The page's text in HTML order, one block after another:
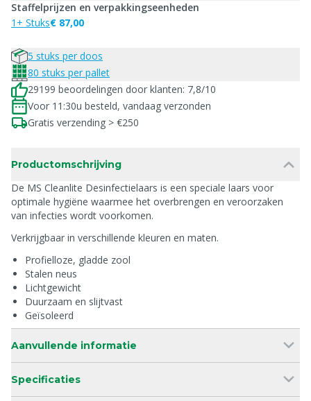
Staffelprijzen en verpakkingseenheden
1+ Stuks€ 87,00
5 stuks per doos
80 stuks per pallet
29199 beoordelingen door klanten: 7,8/10
Voor 11:30u besteld, vandaag verzonden
Gratis verzending > €250
Productomschrijving
De MS Cleanlite Desinfectielaars is een speciale laars voor
optimale hygiëne waarmee het overbrengen en veroorzaken
van infecties wordt voorkomen.
Verkrijgbaar in verschillende kleuren en maten.
Profielloze, gladde zool
Stalen neus
Lichtgewicht
Duurzaam en slijtvast
Geïsoleerd
Aanvullende informatie
Specificaties